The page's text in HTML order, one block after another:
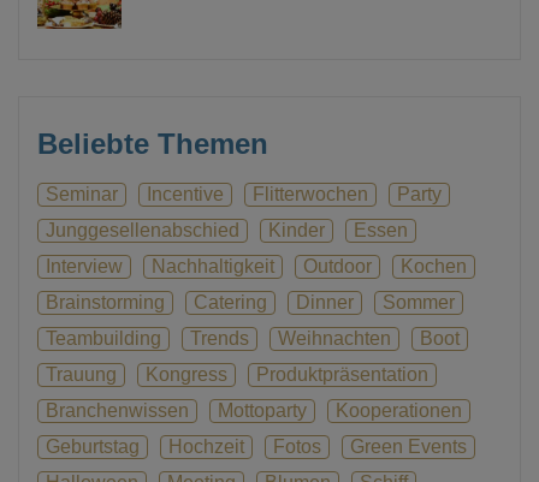
Beliebte Themen
Seminar Incentive Flitterwochen
Party
Junggesellenabschied
Kinder
Essen
Interview
Nachhaltigkeit Outdoor
Kochen
Brainstorming
Catering Dinner
Sommer
Teambuilding
Trends Weihnachten
Boot
Trauung
Kongress
Produktpräsentation
Branchenwissen
Mottoparty
Kooperationen
Geburtstag
Hochzeit Fotos
Green Events